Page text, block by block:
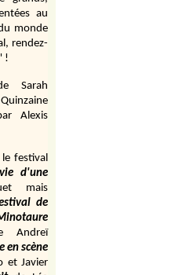
au
monde
rendez-
!
Sarah
Alexis
festival
d'une
mais
de
Andreï
en scène
et Javier